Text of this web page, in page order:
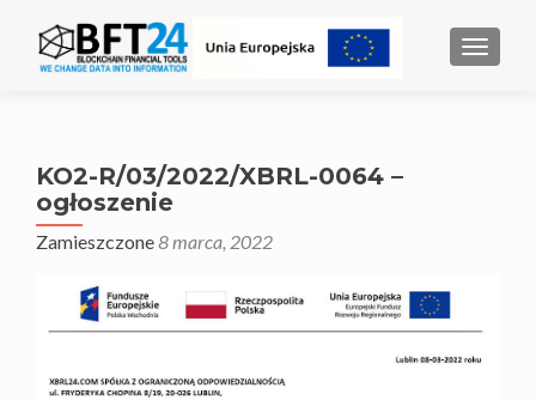
MENU
KO2-R/03/2022/XBRL-0064 –
ogłoszenie
Zamieszczone8 marca, 2022